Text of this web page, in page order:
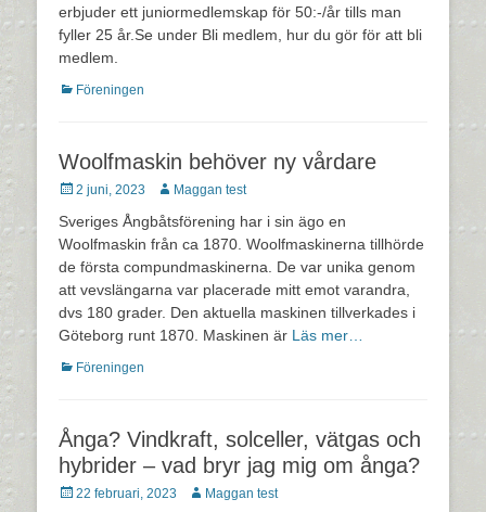
erbjuder ett juniormedlemskap för 50:-/år tills man
fyller 25 år.Se under Bli medlem, hur du gör för att bli
medlem.
Kategorier
Föreningen
Woolfmaskin behöver ny vårdare
Postades
2 juni, 2023 Författare
Maggan test
Sveriges Ångbåtsförening har i sin ägo en
Woolfmaskin från ca 1870. Woolfmaskinerna tillhörde
de första compundmaskinerna. De var unika genom
att vevslängarna var placerade mitt emot varandra,
dvs 180 grader. Den aktuella maskinen tillverkades i
Göteborg runt 1870. Maskinen är Läs mer…
Kategorier
Föreningen
Ånga? Vindkraft, solceller, vätgas och
hybrider – vad bryr jag mig om ånga?
Postades
22 februari, 2023 Författare
Maggan test